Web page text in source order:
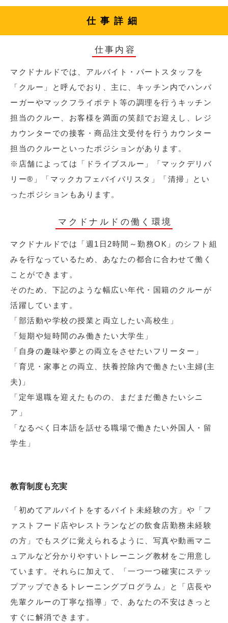
仕事詳細
仕事内容
マクドナルドでは、アルバイト・パートスタッフを
「クルー」と呼んでおり、主に、キッチン内でハンバ
ーガーやマックフライポテト等の調理を行うキッチン
担当のクルー、お客様を満面の笑顔でお迎えし、レジ
カウンターでの接客・商品注文受付を行うカウンター
担当のクルーといったポジションがあります。
※店舗によっては「ドライブスルー」「マックデリバ
リー®︎」「マックカフェバイバリスタ」「清掃」とい
ったポジションもあります。
マクドナルドの働く環境
マクドナルドでは「週1日2時間～勤務OK」のシフト組
みを行なっているため、あなたの都合に合わせて働く
ことができます。
そのため、下記のような幅広い年代・国籍のクルーが
活躍しています。
「部活動や学校の授業と両立したい高校生」
「短期や短時間のみ働きたい大学生」
「自身の趣味や夢との両立をさせたいフリーター」
「育児・家事との両立、扶養控除内で働きたい主婦(主
夫)」
「定年退職を迎えたものの、まだまだ働きたいシニ
ア」
「なるべく日本語を話せる職場で働きたい外国人・留
学生」
教育制度も充実
「初めてアルバイトをするバイト未経験の方」や「フ
ァストフード店やレストランなどの飲食店勤務未経験
の方」でもスグに覚えられるように、写真や動画マニ
ュアルなど分かりやすいトレーニング教材をご用意し
ています。それらに加えて、「一つ一つ確実にステッ
プアップできるトレーニングプログラム」と「店長や
先輩クルーの丁寧な指導」で、あなたの不安はきっと
すぐに解消できます。